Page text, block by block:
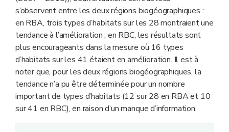
s’observent entre les deux régions biogéographiques :
en RBA, trois types d’habitats sur les 28 montraient une
tendance à l’amélioration ; en RBC, les résultats sont
plus encourageants dans la mesure où 16 types
d’habitats sur les 41 étaient en amélioration. Il est à
noter que, pour les deux régions biogéographiques, la
tendance n’a pu être déterminée pour un nombre
important de types d’habitats (12 sur 28 en RBA et 10
sur 41 en RBC), en raison d’un manque d’information.